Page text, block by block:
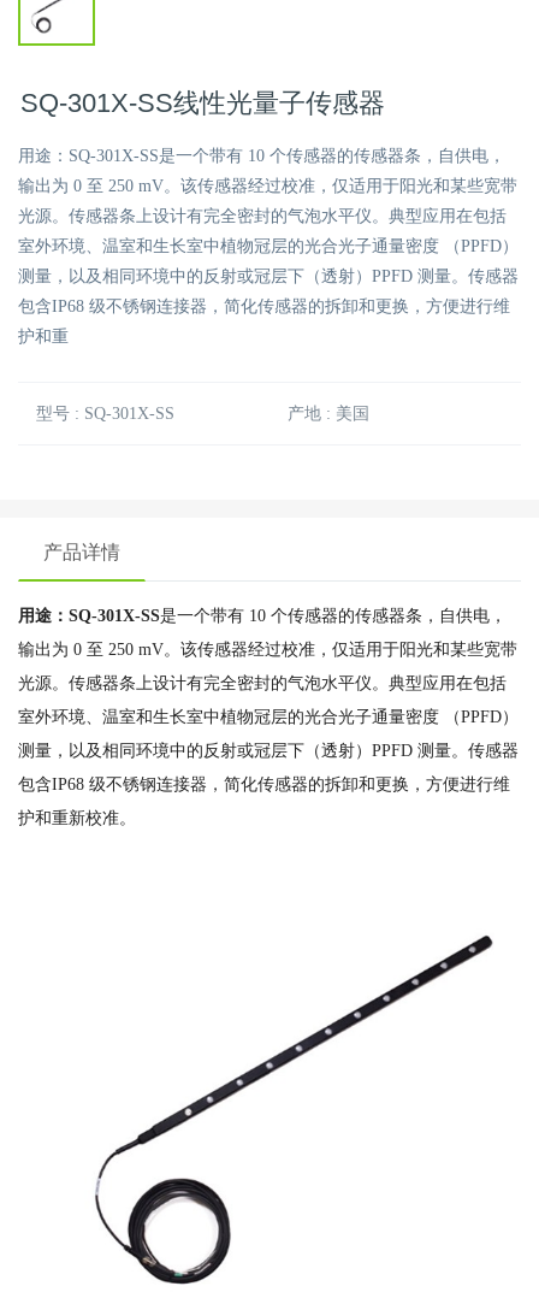
SQ-301X-SS线性光量子传感器
用途：SQ-301X-SS是一个带有 10 个传感器的传感器条，自供电，
输出为 0 至 250 mV。该传感器经过校准，仅适用于阳光和某些宽带
光源。传感器条上设计有完全密封的气泡水平仪。典型应用在包括
室外环境、温室和生长室中植物冠层的光合光子通量密度 （PPFD）
测量，以及相同环境中的反射或冠层下（透射）PPFD 测量。传感器
包含IP68 级不锈钢连接器，简化传感器的拆卸和更换，方便进行维
护和重
型号 : SQ-301X-SS 产地 : 美国
产品详情
用途：SQ-301X-SS是一个带有 10 个传感器的传感器条，自供电，
输出为 0 至 250 mV。该传感器经过校准，仅适用于阳光和某些宽带
光源。传感器条上设计有完全密封的气泡水平仪。典型应用在包括
室外环境、温室和生长室中植物冠层的光合光子通量密度 （PPFD）
测量，以及相同环境中的反射或冠层下（透射）PPFD 测量。传感器
包含IP68 级不锈钢连接器，简化传感器的拆卸和更换，方便进行维
护和重新校准。